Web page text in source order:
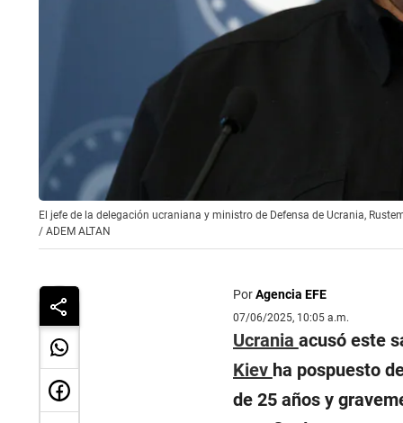
El jefe de la delegación ucraniana y ministro de Defensa de Ucrania,
/ ADEM ALTAN
PorAgencia EFE
07/06/2025, 10:05 a.m.
Ucrania acusó este
Kiev ha pospuesto
de 25 años y